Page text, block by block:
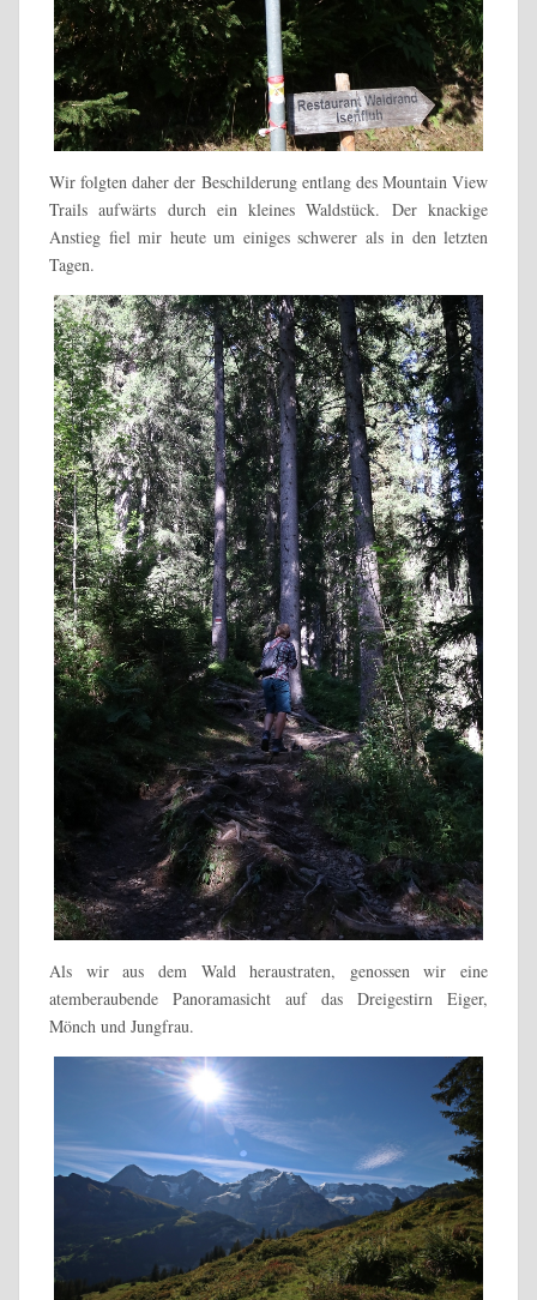
Wir folgten daher der Beschilderung entlang des Mountain View
Trails aufwärts durch ein kleines Waldstück. Der knackige
Anstieg fiel mir heute um einiges schwerer als in den letzten
Tagen.
Als wir aus dem Wald heraustraten, genossen wir eine
atemberaubende Panoramasicht auf das Dreigestirn Eiger,
Mönch und Jungfrau.